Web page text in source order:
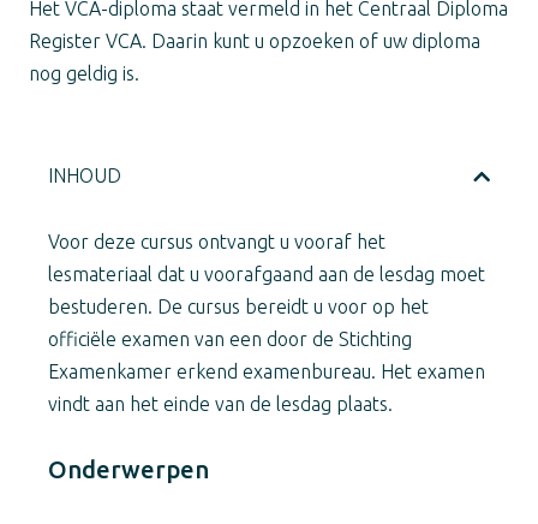
Het VCA-diploma staat vermeld in het Centraal Diploma
Register VCA. Daarin kunt u opzoeken of uw diploma
nog geldig is.
INHOUD
Voor deze cursus ontvangt u vooraf het
lesmateriaal dat u voorafgaand aan de lesdag moet
bestuderen. De cursus bereidt u voor op het
officiële examen van een door de Stichting
Examenkamer erkend examenbureau. Het examen
vindt aan het einde van de lesdag plaats.
Onderwerpen